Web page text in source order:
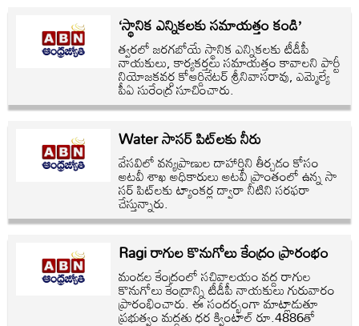
‘స్థానిక ఎన్నికలకు సమాయత్తం కండి’
త్వరలో జరగబోయే స్థానిక ఎన్నికలకు టీడీపీ
నాయకులు, కార్యకర్తలు సమాయత్తం కావాలని పార్టీ
నియోజకవర్గ కోఆర్డినేటర్‌ శ్రీనివాసరావు, ఎమ్మెల్యే
పీఏ సురేంద్ర సూచించారు.
Water సాసర్‌ పిట్‌లకు నీరు
వేసవిలో వన్యప్రాణుల దాహార్తిని తీర్చడం కోసం
అటవీ శాఖ అధికారులు అటవీ ప్రాంతంలో ఉన్న సా
సర్‌ పిట్‌లకు ట్యాంకర్ల ద్వారా నీటిని సరఫరా
చేస్తున్నారు.
Ragi రాగుల కొనుగోలు కేంద్రం ప్రారంభం
మండల కేంద్రంలో సచివాలయం వద్ద రాగుల
కొనుగోలు కేంద్రాన్ని టీడీపీ నాయకులు గురువారం
ప్రారంభించారు. ఈ సందర్భంగా మాట్లాడుతూ
ప్రభుత్వం మద్దతు ధర క్వింటాల్‌ రూ.4886తో